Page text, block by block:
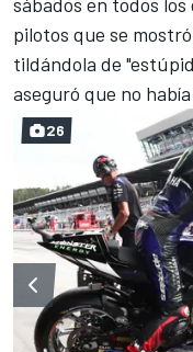
pilotos que se
tildándola de
aseguró que no
26